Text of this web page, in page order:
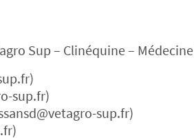
Sup – Clinéquine –
sup.fr)
sup.fr)